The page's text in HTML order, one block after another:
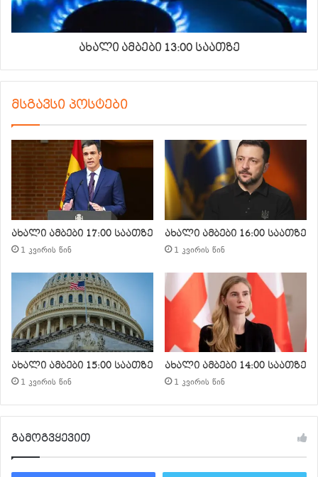
ახალი ამბები 13:00 საათზე
მსგავსი პოსტები
ახალი ამბები 17:00 საათზე
1 კვირის წინ
ახალი ამბები 16:00 საათზე
1 კვირის წინ
ახალი ამბები 15:00 საათზე
1 კვირის წინ
ახალი ამბები 14:00 საათზე
1 კვირის წინ
გამოგვყევით